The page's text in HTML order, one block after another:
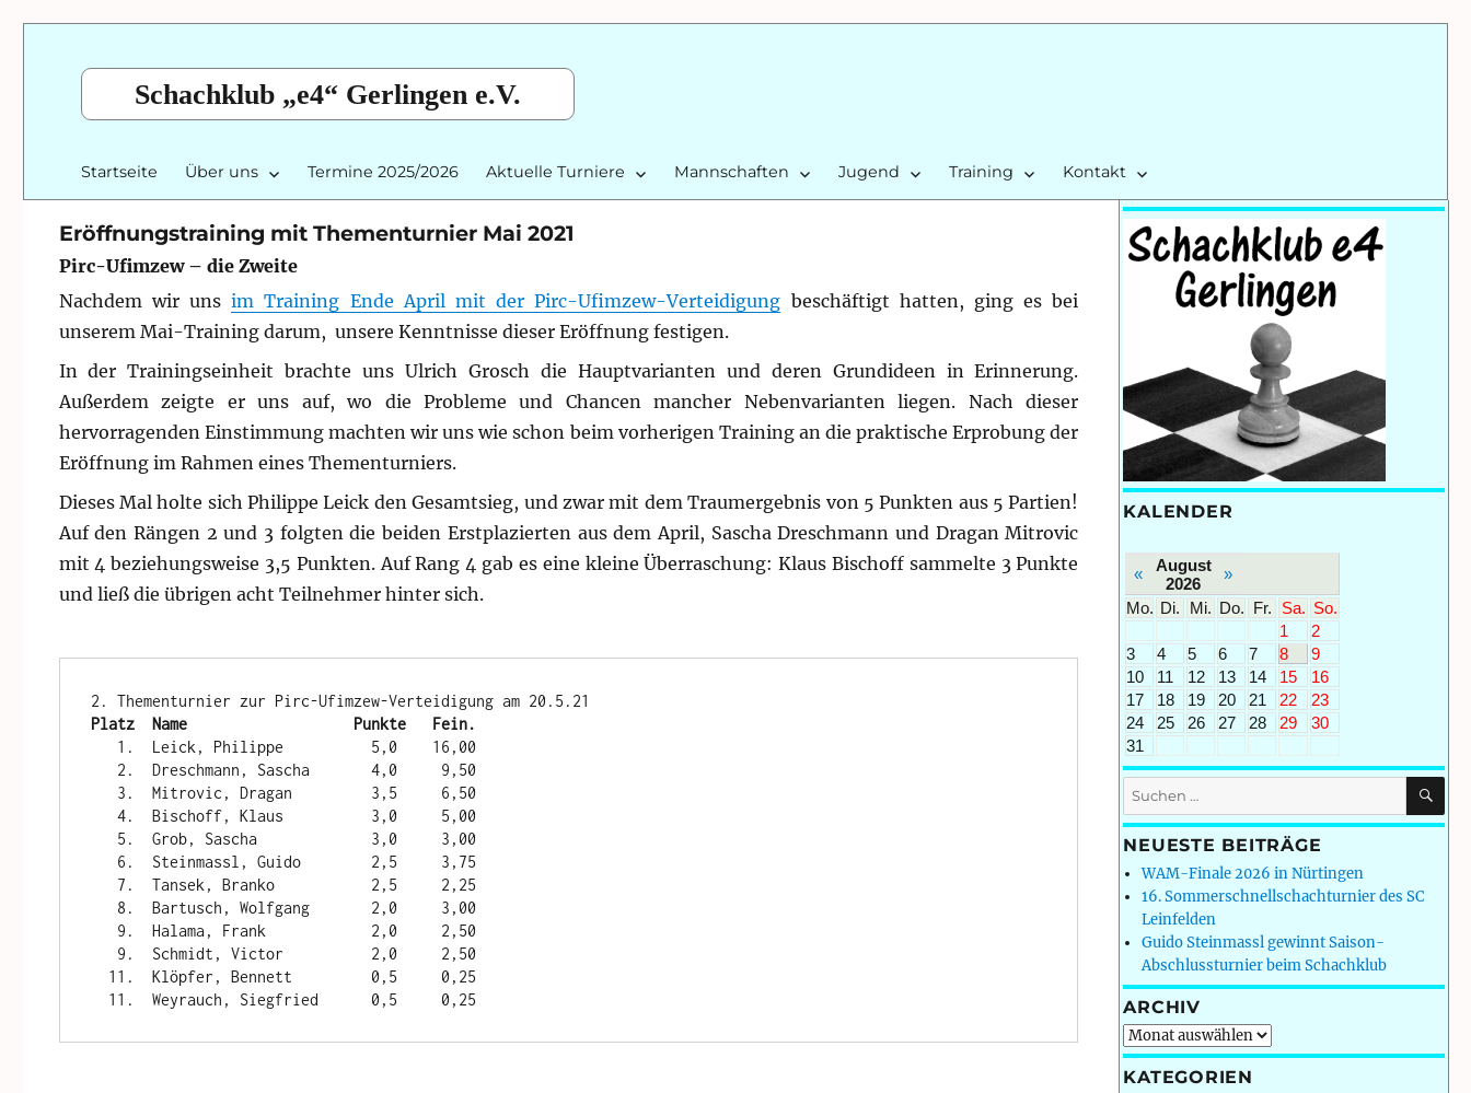
Schachklub „e4“ Gerlingen e.V.
Startseite Über uns Termine 2025/2026 Aktuelle Turniere Mannschaften Jugend Training Kontakt
Eröffnungstraining mit Thementurnier Mai 2021
Pirc-Ufimzew – die Zweite
Nachdem wir unsim Training Ende April mit der Pirc-Ufimzew-Verteidigung beschäftigt hatten, ging es bei
unserem Mai-Training darum, unsere Kenntnisse dieser Eröffnung festigen.
In der Trainingseinheit brachte uns Ulrich Grosch die Hauptvarianten und deren Grundideen in Erinnerung.
Außerdem zeigte er uns auf, wo die Probleme und Chancen mancher Nebenvarianten liegen. Nach dieser
hervorragenden Einstimmung machten wir uns wie schon beim vorherigen Training an die praktische Erprobung der
Eröffnung im Rahmen eines Thementurniers.
Dieses Mal holte sich Philippe Leick den Gesamtsieg, und zwar mit dem Traumergebnis von 5 Punkten aus 5 Partien!
Auf den Rängen 2 und 3 folgten die beiden Erstplazierten aus dem April, Sascha Dreschmann und Dragan Mitrovic
mit 4 beziehungsweise 3,5 Punkten. Auf Rang 4 gab es eine kleine Überraschung: Klaus Bischoff sammelte 3 Punkte
und ließ die übrigen acht Teilnehmer hinter sich.
Platz  Name                   Punkte   Fein.
KALENDER
«
August
2026
»
Mo. Di. Mi. Do. Fr. Sa. So.
1
2
3
4 5 6 7 8
9
10
11 12 13 14 15
16
17
18 19 20 21 22
23
24
25 26 27 28 29
30
31
Suchen
nach:
NEUESTE BEITRÄGE
WAM-Finale 2026 in Nürtingen
16. Sommerschnellschachturnier des SC
Leinfelden
Guido Steinmassl gewinnt Saison-
Abschlussturnier beim Schachklub
ARCHIV
Archiv
KATEGORIEN